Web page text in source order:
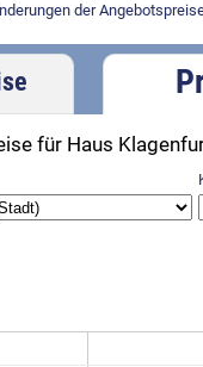
der
für Haus